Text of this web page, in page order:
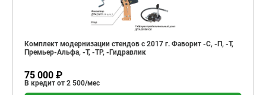
Комплект модернизации стендов с 2017 г. Фаворит -С, -П, -Т,
Премьер-Альфа, -Т, -ТР, -Гидравлик
75 000 ₽
В кредит от 2 500/мес